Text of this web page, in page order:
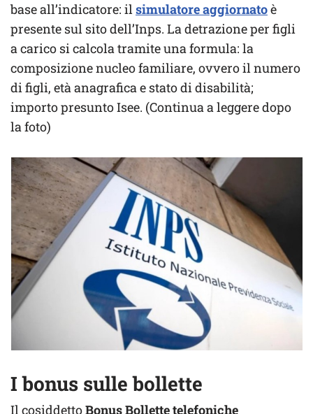
base all’indicatore: ilsimulatore aggiornatoè
presente sul sito dell’Inps. La detrazione per figli
a carico si calcola tramite una formula: la
composizione nucleo familiare, ovvero il numero
di figli, età anagrafica e stato di disabilità;
importo presunto Isee. (Continua a leggere dopo
la foto)
I bonus sulle bollette
Il cosiddettoBonus Bollette telefoniche